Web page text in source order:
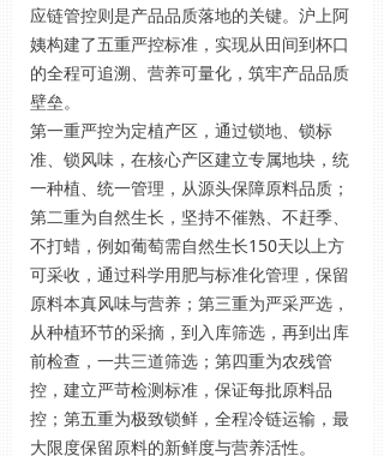
应链管控则是产品品质落地的关键。沪上阿
姨构建了五重严控标准，实现从田间到杯口
的全程可追溯、营养可量化，筑牢产品品质
壁垒。
第一重严控为定植产区，通过锁地、锁标
准、锁风味，在核心产区建立专属地块，统
一种植、统一管理，从源头保障原料品质；
第二重为自然生长，坚持不催熟、不赶季、
不打蜡，例如葡萄需自然生长150天以上方
可采收，通过科学用肥与标准化管理，保留
原料本真风味与营养；第三重为严采严选，
从种植环节的采摘，到入库筛选，再到出库
前检查，一共三道筛选；第四重为农残管
控，建立严苛检测标准，保证每批原料品
控；第五重为极致锁鲜，全程冷链运输，最
大限度保留原料的新鲜度与营养活性。